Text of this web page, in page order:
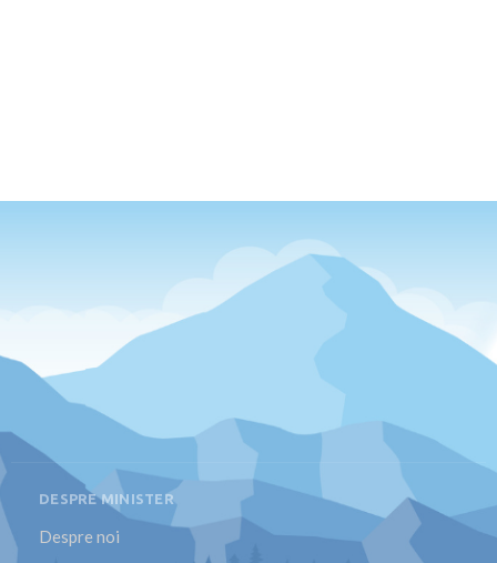
DESPRE MINISTER
Despre noi